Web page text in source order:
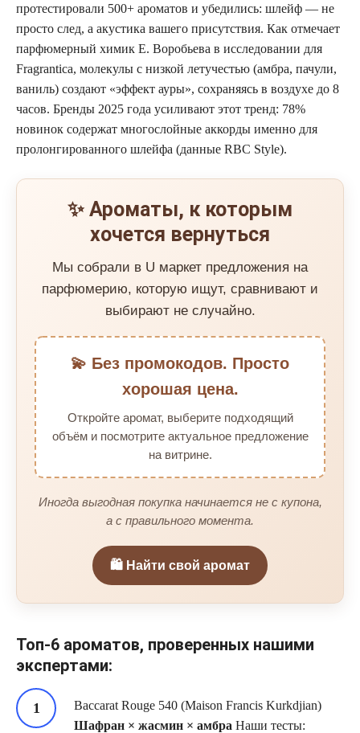
протестировали 500+ ароматов и убедились: шлейф — не
просто след, а акустика вашего присутствия. Как отмечает
парфюмерный химик Е. Воробьева в исследовании для
Fragrantica, молекулы с низкой летучестью (амбра, пачули,
ваниль) создают «эффект ауры», сохраняясь в воздухе до 8
часов. Бренды 2025 года усиливают этот тренд: 78%
новинок содержат многослойные аккорды именно для
пролонгированного шлейфа (данные RBC Style).
✨ Ароматы, к которым
хочется вернуться
Мы собрали в U маркет предложения на
парфюмерию, которую ищут, сравнивают и
выбирают не случайно.
💫 Без промокодов. Просто
хорошая цена.
Откройте аромат, выберите подходящий
объём и посмотрите актуальное предложение
на витрине.
Иногда выгодная покупка начинается не с купона,
а с правильного момента.
🛍️ Найти свой аромат
Топ-6 ароматов, проверенных нашими
экспертами:
Baccarat Rouge 540 (Maison Francis Kurkdjian)
Шафран × жасмин × амбра Наши тесты: